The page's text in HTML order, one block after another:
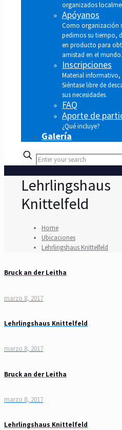
organizados
Apóyanos
Como organización
pedimos su tiempo,
en producto para
amistad en el mundo.
Inscripciones
Material informativo,
Siéntase libre de
sus necesidades.
FAQ
Aporte de
¿Qué incluye?
Galería
Lehrlingshaus
Knittelfeld
Home
Ubicaciones
Lehrlingshaus Knittelfeld
Bruck an der Leitha
marzo 8, 2017
Lehrlingshaus Knittelfeld
marzo 8, 2017
Bruck an der Leitha
marzo 8, 2017
Lehrlingshaus Knittelfeld